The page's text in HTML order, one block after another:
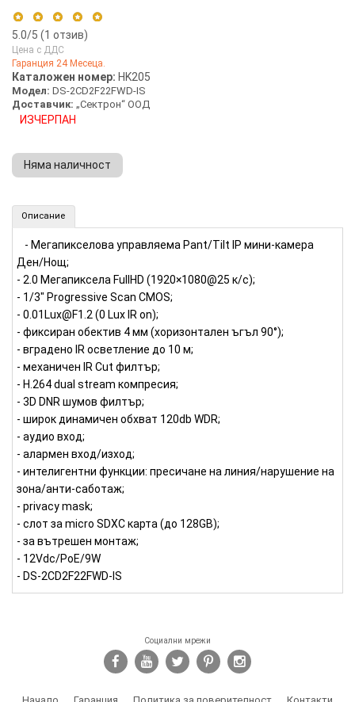
5.0/5 (1 отзив)
5 stars
100%
4 stars
0%
3 stars
1 star
Цена с ДДС
Гаранция 24 Месеца.
Каталожен номер: HK205
Модел: DS-2CD2F22FWD-IS
Доставчик: „Сектрон“ ООД
ИЗЧЕРПАН
Няма наличност
Описание
- Mегапикселова управляема Pant/Tilt IP мини-камера
Ден/Нощ;
- 2.0 Mегапиксела FullHD (1920×1080@25 к/с);
- 1/3" Progressive Scan CMOS;
- 0.01Lux@F1.2 (0 Lux IR on);
- фиксиран обектив 4 мм (хоризонтален ъгъл 90°);
- вградено IR осветление до 10 м;
- механичен IR Cut филтър;
- H.264 dual stream компресия;
- 3D DNR шумов филтър;
- широк динамичен обхват 120db WDR;
- аудио вход;
- алармен вход/изход;
- интелигентни функции: пресичане на линия/нарушение на
зона/анти-саботаж;
- privacy mask;
- слот за micro SDXC карта (до 128GB);
- за вътрешен монтаж;
- 12Vdc/PoE/9W
- DS-2CD2F22FWD-IS
Социални мрежи